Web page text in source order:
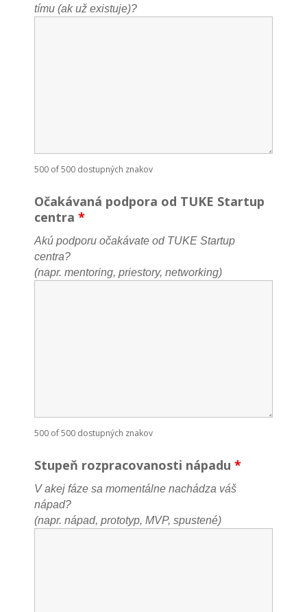
tímu (ak už existuje)?
500 of 500 dostupných znakov
Očakávaná podpora od TUKE Startup
centra *
Akú podporu očakávate od TUKE Startup
centra?
(napr. mentoring, priestory, networking)
500 of 500 dostupných znakov
Stupeň rozpracovanosti nápadu *
V akej fáze sa momentálne nachádza váš
nápad?
(napr. nápad, prototyp, MVP, spustené)